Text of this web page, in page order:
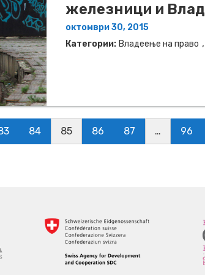
железници и
октомври 30, 2015
Категории: Владеење на право ,
84 85 86 87 … 96